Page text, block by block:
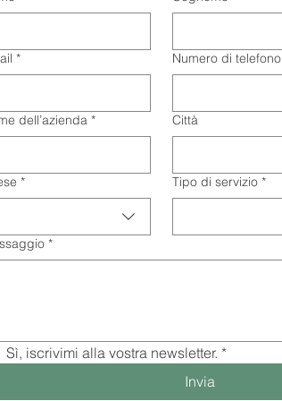
* Numero di telefono
dell’azienda * Città
* Tipo di servizio *
*
Sì, iscrivimi alla vostra newsletter. *
Invia